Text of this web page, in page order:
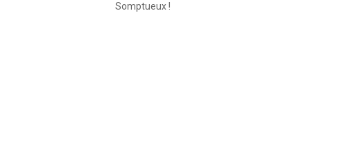
Somptueux !